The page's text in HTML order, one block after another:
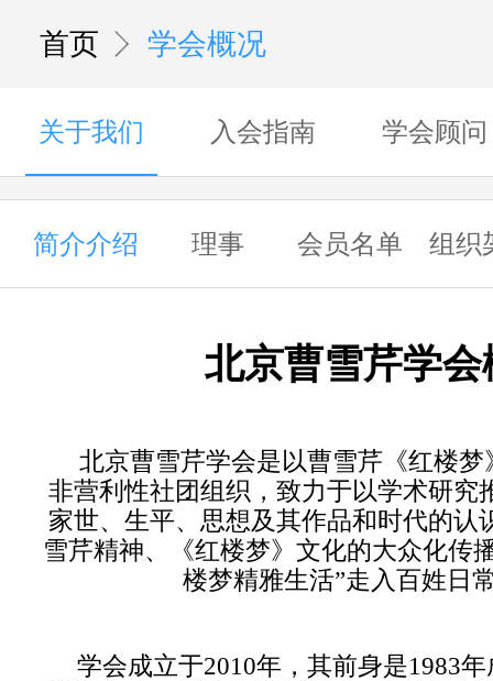
首页 学会概况
关于我们 入会指南 学会顾问
简介介绍 理事 会员名单 组织
北京曹雪芹学会
北京曹雪芹学会是以曹雪芹《红楼梦
非营利性社团组织，致力于以学术研究
家世、生平、思想及其作品和时代的认
雪芹精神、《红楼梦》文化的大众化传
楼梦精雅生活”走入百姓日
学会成立于2010年，其前身是1983年